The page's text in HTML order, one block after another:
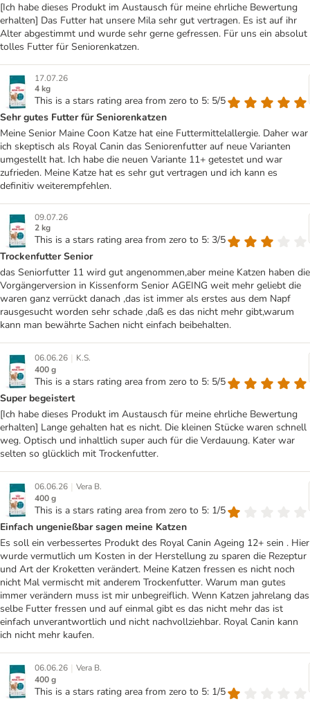
[Ich habe dieses Produkt im Austausch für meine ehrliche Bewertung
erhalten] Das Futter hat unsere Mila sehr gut vertragen. Es ist auf ihr
Alter abgestimmt und wurde sehr gerne gefressen. Für uns ein absolut
tolles Futter für Seniorenkatzen.
17.07.26
4 kg
This is a stars rating area from zero to 5: 5/5
Sehr gutes Futter für Seniorenkatzen
Meine Senior Maine Coon Katze hat eine Futtermittelallergie. Daher war
ich skeptisch als Royal Canin das Seniorenfutter auf neue Varianten
umgestellt hat. Ich habe die neuen Variante 11+ getestet und war
zufrieden. Meine Katze hat es sehr gut vertragen und ich kann es
definitiv weiterempfehlen.
09.07.26
2 kg
This is a stars rating area from zero to 5: 3/5
Trockenfutter Senior
das Seniorfutter 11 wird gut angenommen,aber meine Katzen haben die
Vorgängerversion in Kissenform Senior AGEING weit mehr geliebt die
waren ganz verrückt danach ,das ist immer als erstes aus dem Napf
rausgesucht worden sehr schade ,daß es das nicht mehr gibt,warum
kann man bewährte Sachen nicht einfach beibehalten.
06.06.26 | K.S.
400 g
This is a stars rating area from zero to 5: 5/5
Super begeistert
[Ich habe dieses Produkt im Austausch für meine ehrliche Bewertung
erhalten] Lange gehalten hat es nicht. Die kleinen Stücke waren schnell
weg. Optisch und inhaltlich super auch für die Verdauung. Kater war
selten so glücklich mit Trockenfutter.
06.06.26 | Vera B.
400 g
This is a stars rating area from zero to 5: 1/5
Einfach ungenießbar sagen meine Katzen
Es soll ein verbessertes Produkt des Royal Canin Ageing 12+ sein . Hier
wurde vermutlich um Kosten in der Herstellung zu sparen die Rezeptur
und Art der Kroketten verändert. Meine Katzen fressen es nicht noch
nicht Mal vermischt mit anderem Trockenfutter. Warum man gutes
immer verändern muss ist mir unbegreiflich. Wenn Katzen jahrelang das
selbe Futter fressen und auf einmal gibt es das nicht mehr das ist
einfach unverantwortlich und nicht nachvollziehbar. Royal Canin kann
ich nicht mehr kaufen.
06.06.26 | Vera B.
400 g
This is a stars rating area from zero to 5: 1/5